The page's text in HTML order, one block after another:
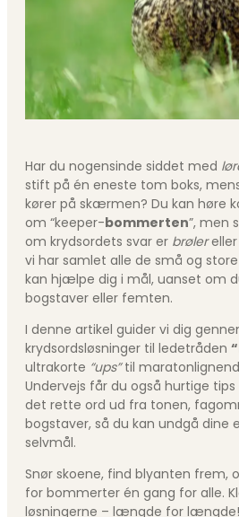
Har du nogensinde siddet med
stift på én eneste tom boks,
kører på skærmen? Du kan høre
om “keeper-bommerten”, men
om krydsordets svar er brølereller
vi har samlet alle de små og
kan hjælpe dig i mål, uanset om
bogstaver eller femten.
I denne artikel guider vi dig
krydsordsløsninger til ledetråden
ultrakorte “ups”til
Undervejs får du også hurtige
det rette ord ud fra tonen,
bogstaver, så du kan undgå dine
selvmål.
Snør skoene, find blyanten frem,
for bommerter én gang for alle.
løsningerne – længde for længde!